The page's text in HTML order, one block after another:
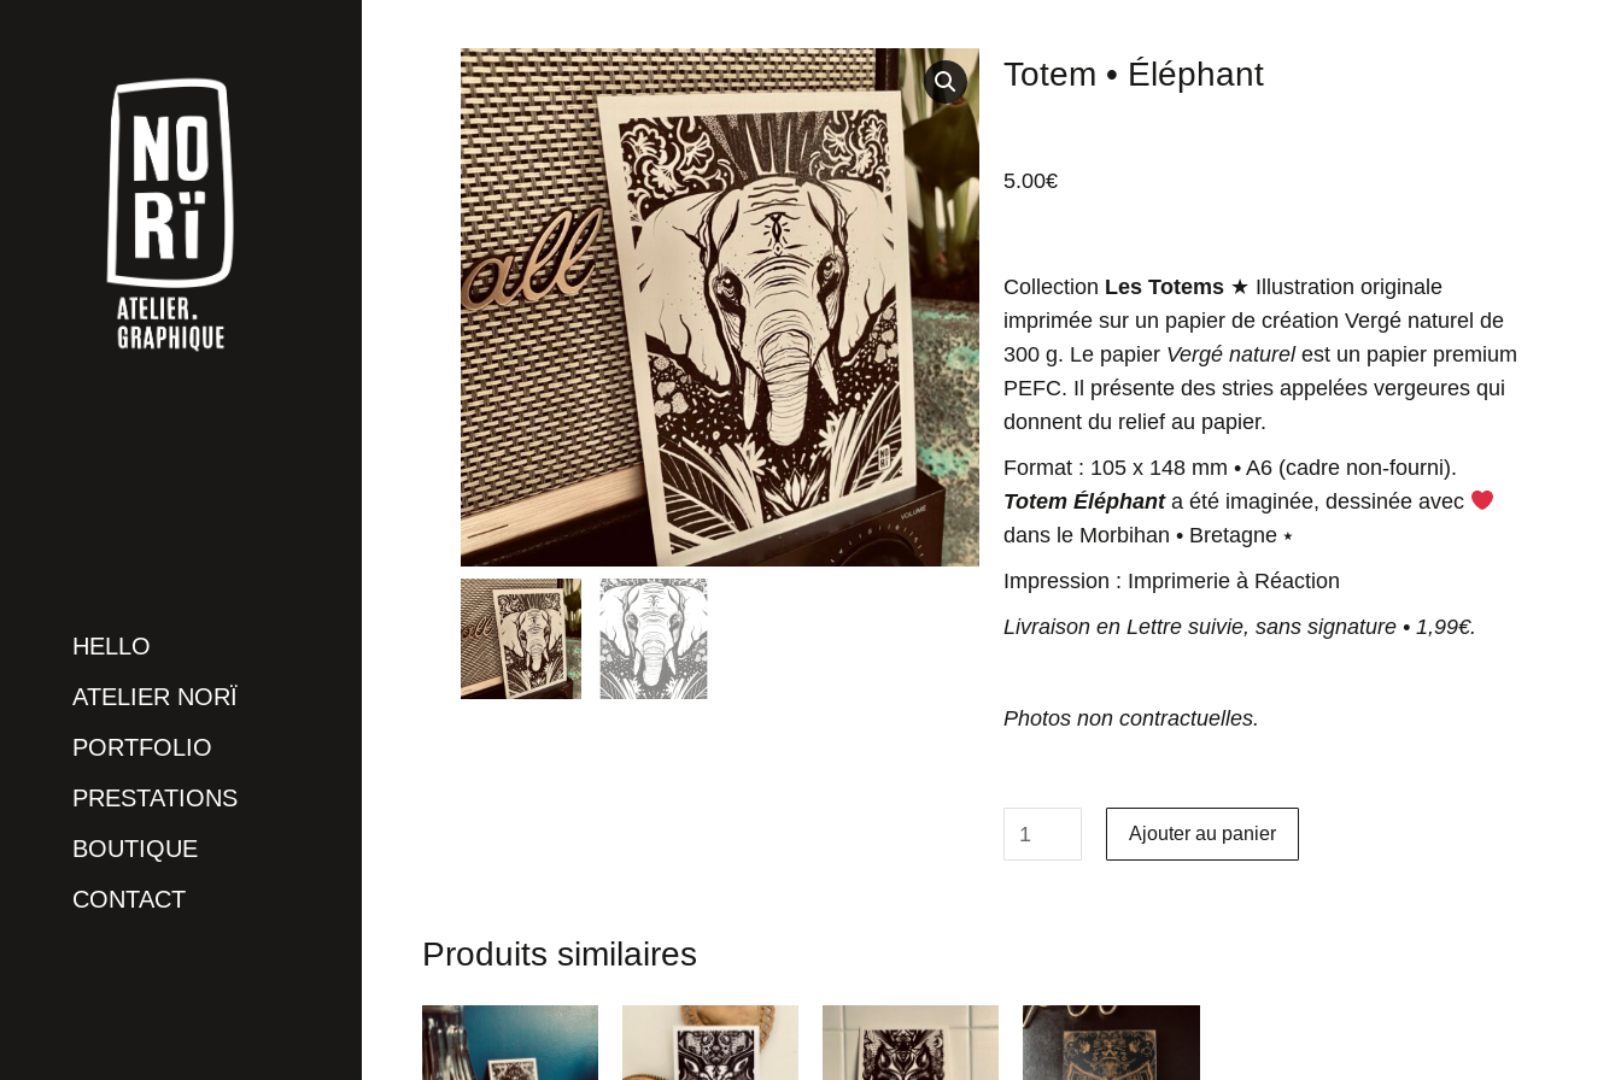
Totem • Éléphant
5.00€
Collection Les Totems ★ Illustration originale
imprimée sur un papier de création Vergé naturel de
300 g. Le papier Vergé naturelest un papier premium
PEFC. Il présente des stries appelées vergeures qui
donnent du relief au papier.
Format : 105 x 148 mm • A6 (cadre non-fourni).
Totem Éléphanta été imaginée, dessinée avec
dans le Morbihan • Bretagne ⭑
Impression : Imprimerie à Réaction
Livraison en Lettre suivie, sans signature • 1,99€.
Photos non contractuelles.
Ajouter au panier
Produits similaires
HELLO
ATELIER NORÏ
PORTFOLIO
PRESTATIONS
BOUTIQUE
CONTACT